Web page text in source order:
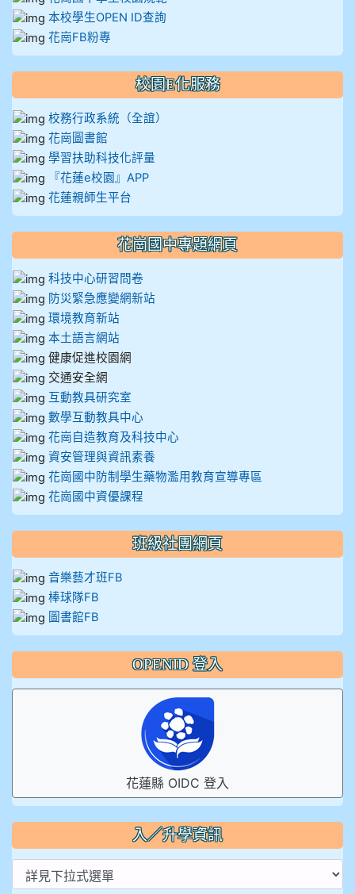
本校學生OPEN ID查詢
花崗FB粉專
校園E化服務
校務行政系統（全誼）
花崗圖書館
學習扶助科技化評量
『花蓮e校園』APP
花蓮親師生平台
花崗國中專題網頁
科技中心研習問卷
防災緊急應變網新站
環境教育新站
本土語言網站
健康促進校園網
交通安全網
互動教具研究室
數學互動教具中心
花崗自造教育及科技中心
資安管理與資訊素養
花崗國中防制學生藥物濫用教育宣導專區
花崗國中資優課程
班級社團網頁
音樂藝才班FB
棒球隊FB
圖書館FB
OPENID 登入
花蓮縣 OIDC 登入
入／升學資訊